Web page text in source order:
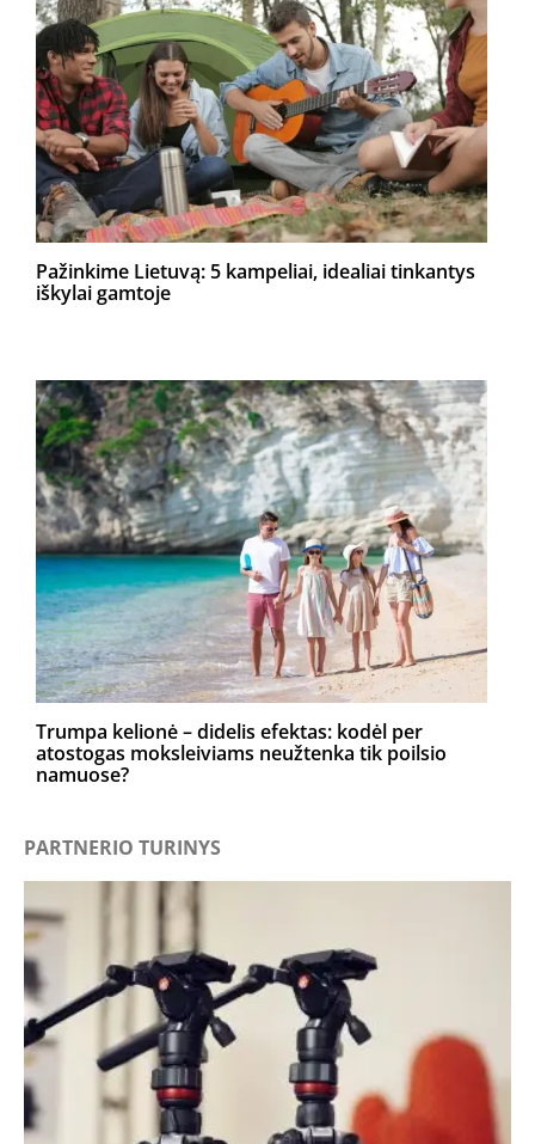
Pažinkime Lietuvą: 5 kampeliai, idealiai tinkantys
iškylai gamtoje
Trumpa kelionė – didelis efektas: kodėl per
atostogas moksleiviams neužtenka tik poilsio
namuose?
PARTNERIO TURINYS